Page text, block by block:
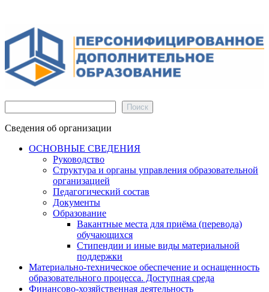
Поиск
Сведения об организации
ОСНОВНЫЕ СВЕДЕНИЯ
Руководство
Структура и органы управления образовательной
организацией
Педагогический состав
Документы
Образование
Вакантные места для приёма (перевода)
обучающихся
Стипендии и иные виды материальной
поддержки
Материально-техническое обеспечение и оснащенность
образовательного процесса. Доступная среда
Финансово-хозяйственная деятельность